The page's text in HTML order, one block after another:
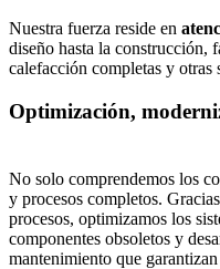
Nuestra fuerza reside en
diseño hasta la construcción,
calefacción completas y otras
Optimización,
No solo comprendemos los
y procesos completos.
procesos, optimizamos los
componentes obsoletos y
mantenimiento que